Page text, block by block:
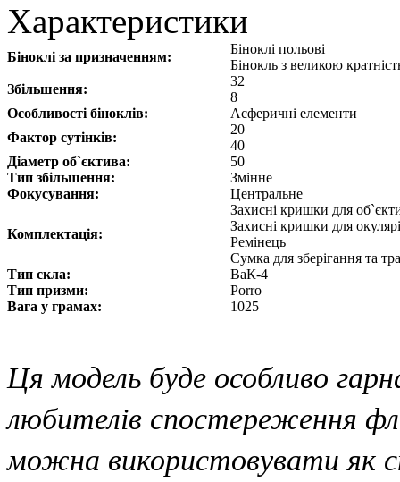
Характеристики
Біноклі за призначенням:
Біноклі польові
Бінокль з великою
Збільшення:
32
8
Особливості біноклів:
Асферичні елементи
Фактор сутінків:
20
40
Діаметр об`єктива:
50
Тип збільшення:
Змінне
Фокусування:
Центральне
Комплектація:
Захисні кришки для
Захисні кришки для
Ремінець
Сумка для зберігання та
Тип скла:
ВаК-4
Тип призми:
Porro
Вага у грамах:
1025
Ця модель буде особливо
любителів спостереження
можна використовувати як